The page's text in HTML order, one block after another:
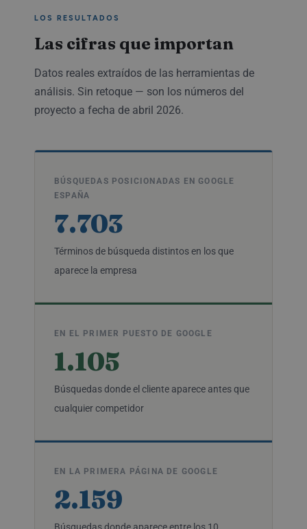
LOS RESULTADOS
Las cifras que importan
Datos reales extraídos de las herramientas de
análisis. Sin retoque — son los números del
proyecto a fecha de abril 2026.
BÚSQUEDAS POSICIONADAS EN GOOGLE
ESPAÑA
7.703
Términos de búsqueda distintos en los que
aparece la empresa
EN EL PRIMER PUESTO DE GOOGLE
1.105
Búsquedas donde el cliente aparece antes que
cualquier competidor
EN LA PRIMERA PÁGINA DE GOOGLE
2.159